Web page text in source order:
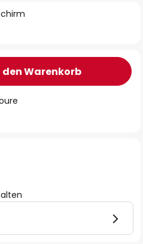
den Warenkorb